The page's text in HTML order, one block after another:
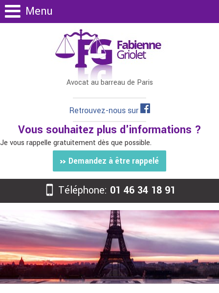
Menu
Avocat au barreau de Paris
Retrouvez-nous sur
Vous souhaitez plus d'informations ?
Je vous rappelle gratuitement dès que possible.
Demandez à être rappelé
Téléphone: 01 46 34 18 91